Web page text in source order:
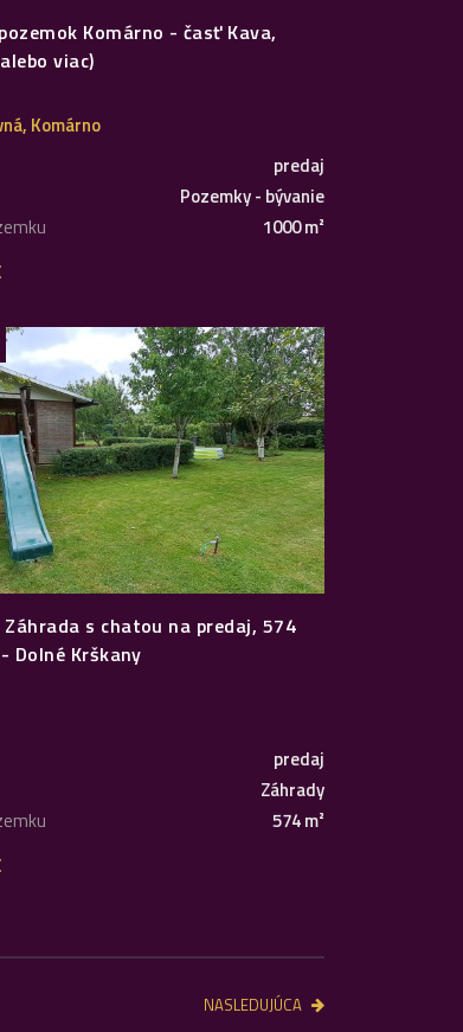
Komárno - časť Kava,
viac)
Komárno
predaj
Pozemky - bývanie
1000 m²
Záhrada s chatou na predaj, 574
Dolné Krškany
predaj
Záhrady
574 m²
NASLEDUJÚCA